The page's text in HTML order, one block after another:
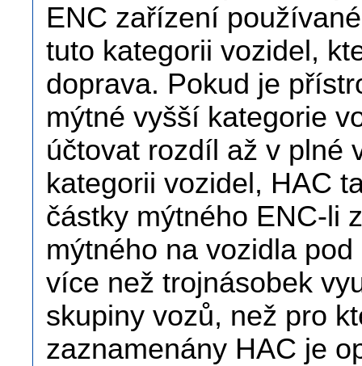
ENC zařízení
tuto kategorii vozidel,
doprava. Pokud je
mýtné vyšší kategorie
účtovat rozdíl až v plné
kategorii vozidel, HAC
částky mýtného ENC-li
mýtného na vozidla
více než trojnásobek
skupiny vozů, než pro
zaznamenány HAC je